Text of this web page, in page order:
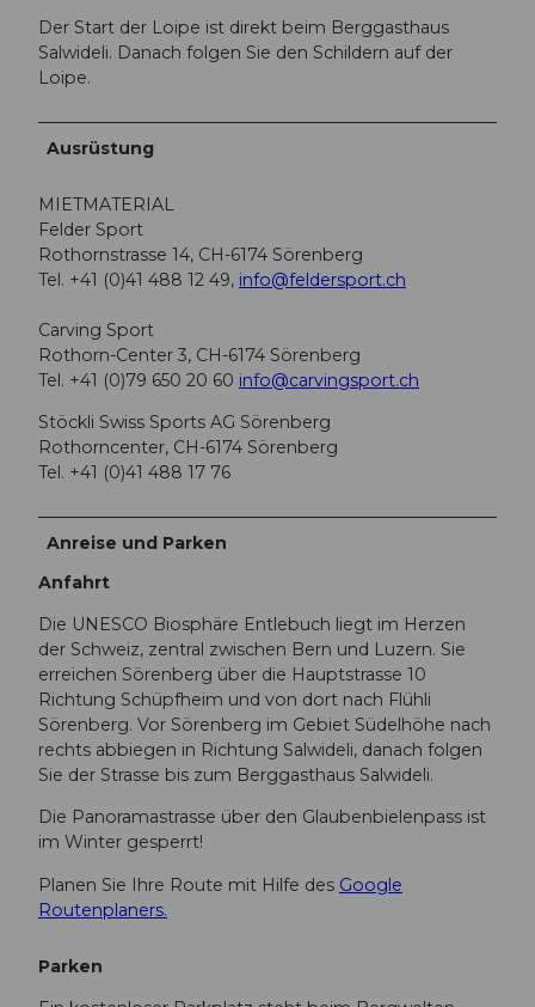
Der Start der Loipe ist direkt beim Berggasthaus
Salwideli. Danach folgen Sie den Schildern auf der
Loipe.
Ausrüstung
MIETMATERIAL
Felder Sport
Rothornstrasse 14, CH-6174 Sörenberg
Tel. +41 (0)41 488 12 49, info@feldersport.ch
Carving Sport
Rothorn-Center 3, CH-6174 Sörenberg
Tel. +41 (0)79 650 20 60 info@carvingsport.ch
Stöckli Swiss Sports AG Sörenberg
Rothorncenter, CH-6174 Sörenberg
Tel. +41 (0)41 488 17 76
Anreise und Parken
Anfahrt
Die UNESCO Biosphäre Entlebuch liegt im Herzen
der Schweiz, zentral zwischen Bern und Luzern. Sie
erreichen Sörenberg über die Hauptstrasse 10
Richtung Schüpfheim und von dort nach Flühli
Sörenberg. Vor Sörenberg im Gebiet Südelhöhe nach
rechts abbiegen in Richtung Salwideli, danach folgen
Sie der Strasse bis zum Berggasthaus Salwideli.
Die Panoramastrasse über den Glaubenbielenpass ist
im Winter gesperrt!
Planen Sie Ihre Route mit Hilfe des Google
Routenplaners.
Parken